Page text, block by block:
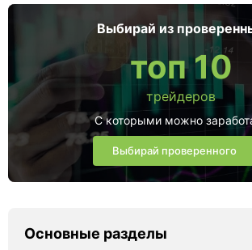
Выбирай из
топ 10
трейдеров
С которыми можно
Выбирай проверенного
Основные разделы